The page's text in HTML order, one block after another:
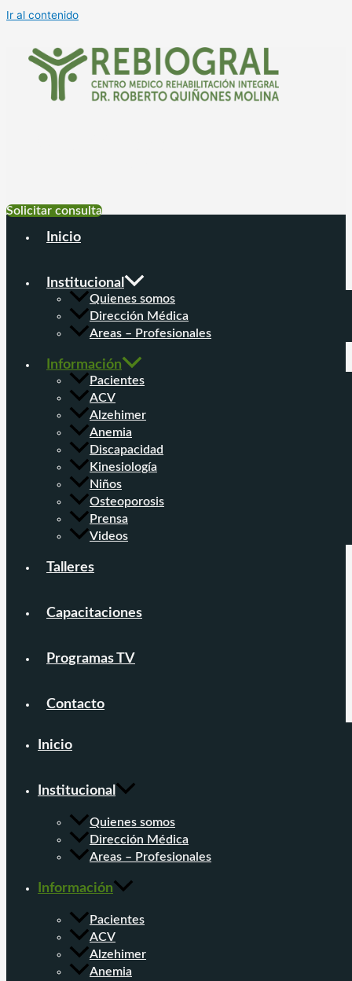
Ir al contenido
Solicitar consulta
Inicio
Institucional
Quienes somos
Dirección Médica
Areas – Profesionales
Información
Pacientes
ACV
Alzehimer
Anemia
Discapacidad
Kinesiología
Niños
Osteoporosis
Prensa
Videos
Talleres
Capacitaciones
Programas TV
Contacto
Inicio
Institucional
Quienes somos
Dirección Médica
Areas – Profesionales
Información
Pacientes
ACV
Alzehimer
Anemia